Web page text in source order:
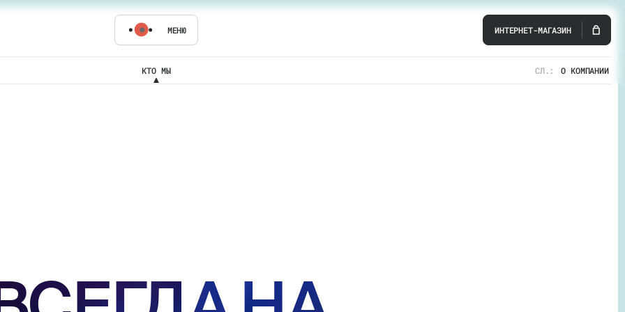
МЕНЮ ИНТЕРНЕТ-МАГАЗИН
КТО МЫ СЛ.: О КОМПАНИИ